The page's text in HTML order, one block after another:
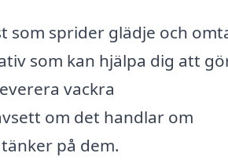
som sprider glädje och
som kan hjälpa dig att
vackra
om det handlar om
på dem.